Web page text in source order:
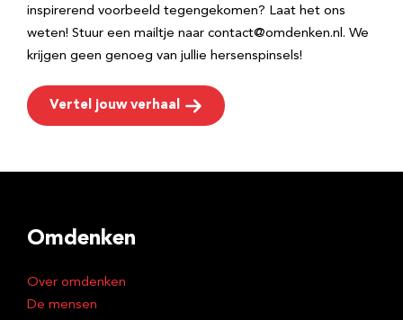
inspirerend voorbeeld tegengekomen? Laat het ons
weten! Stuur een mailtje naar contact@omdenken.nl. We
krijgen geen genoeg van jullie hersenspinsels!
Vertel jouw verhaal
Omdenken
Over omdenken
De mensen